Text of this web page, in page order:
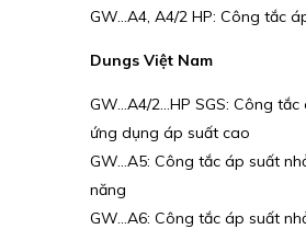
GW…A4, A4/2 HP: Công tắc
Dungs Việt Nam
GW…A4/2…HP SGS: Công
ứng dụng áp suất cao
GW…A5: Công tắc áp suất
năng
GW…A6: Công tắc áp suất